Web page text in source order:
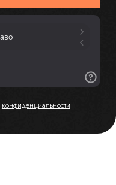
конфиденциальности